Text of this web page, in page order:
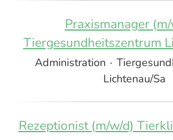
Praxismanager
Tiergesundheitszentrum
Administration ·
Lichtenau/Sa
Rezeptionist (m/w/d)